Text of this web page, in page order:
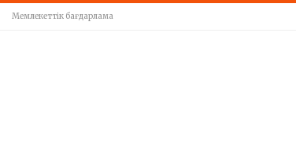
Мемлекеттік бағдарлама